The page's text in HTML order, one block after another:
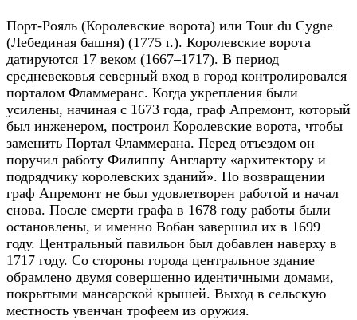
Порт-Рояль (Королевские ворота) или Tour du Cygne
(Лебединая башня) (1775 г.). Королевские ворота
датируются 17 веком (1667–1717). В период
средневековья северный вход в город контролировался
порталом Фламмеранс. Когда укрепления были
усилены, начиная с 1673 года, граф Апремонт, который
был инженером, построил Королевские ворота, чтобы
заменить Портал Фламмерана. Перед отъездом он
поручил работу Филиппу Англарту «архитектору и
подрядчику королевских зданий». По возвращении
граф Апремонт не был удовлетворен работой и начал
снова. После смерти графа в 1678 году работы были
остановлены, и именно Вобан завершил их в 1699
году. Центральный павильон был добавлен наверху в
1717 году. Со стороны города центральное здание
обрамлено двумя совершенно идентичными домами,
покрытыми мансарской крышей. Выход в сельскую
местность увенчан трофеем из оружия.